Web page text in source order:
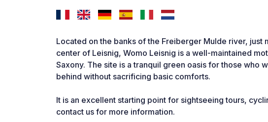
Located on the banks of the Freiberger Mulde river, just
center of Leisnig, Womo Leisnig is a well-maintained
Saxony. The site is a tranquil green oasis for those who
behind without sacrificing basic comforts.
It is an excellent starting point for sightseeing tours,
contact us for more information.